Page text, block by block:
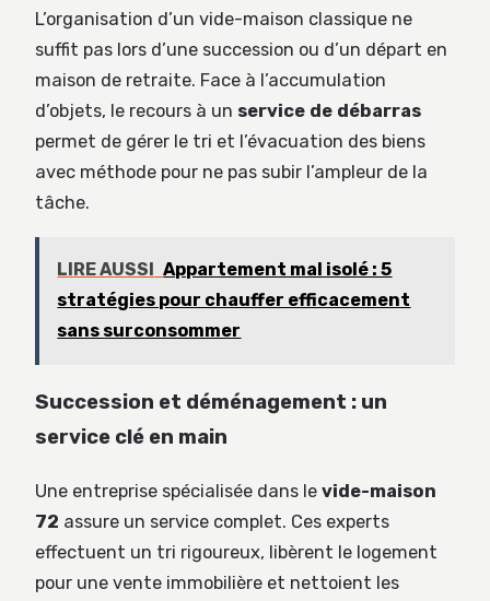
L’organisation d’un vide-maison classique ne
suffit pas lors d’une succession ou d’un départ en
maison de retraite. Face à l’accumulation
d’objets, le recours à un service de débarras
permet de gérer le tri et l’évacuation des biens
avec méthode pour ne pas subir l’ampleur de la
tâche.
LIRE AUSSI Appartement mal isolé : 5
stratégies pour chauffer efficacement
sans surconsommer
Succession et déménagement : un
service clé en main
Une entreprise spécialisée dans le vide-maison
72 assure un service complet. Ces experts
effectuent un tri rigoureux, libèrent le logement
pour une vente immobilière et nettoient les